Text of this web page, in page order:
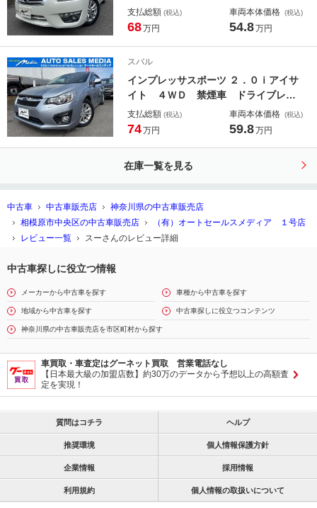
Ｂｌｕｅｔｏｏｔｈ ＤＶＤ パワー
シート 電動オットマン ＨＩＤ Ｅ
グチェーン
支払総額 (税込)
68万円
車両本体価格 (税込)
54.8万円
スバル
インプレッサスポーツ ２．０ｉアイサ
イト ４ＷＤ 禁煙車 ドライブレコ
ーダー ＨＤＤナビ バックカメラ
フルセグ Ｂｌｕｅｔｏｏｔｈ接続
ーンアシスト コーナーセンサー Ａ
支払総額 (税込)
74万円
車両本体価格 (税込)
59.8万円
在庫一覧を見る
中古車 中古車販売店
神奈川県の中古車販売店
相模原市中央区の中古車販売店
（有）オートセールスメディア １号店
レビュー一覧
スーさんのレビュー詳細
中古車探しに役立つ情報
メーカーから中古車を探す 車種から中古車を探す
地域から中古車を探す 中古車探しに役立つコンテンツ
神奈川県の中古車販売店を市区町村から探す
車買取・車査定はグーネット買取 営業電話なし
【日本最大級の加盟店数】約30万のデータから予想以上の高額査
定を実現！
質問はコチラ ヘルプ
推奨環境 個人情報保護方針
企業情報 採用情報
利用規約 個人情報の取扱いについて